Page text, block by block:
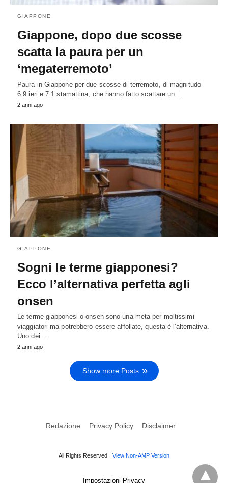
GIAPPONE
Giappone, dopo due scosse
scatta la paura per un
‘megaterremoto’
Paura in Giappone per due scosse di terremoto, di magnitudo
6.9 ieri e 7.1 stamattina, che hanno fatto scattare un…
2 anni ago
GIAPPONE
Sogni le terme giapponesi?
Ecco l’alternativa perfetta agli
onsen
Le terme giapponesi o onsen sono una meta per moltissimi
viaggiatori ma potrebbero essere affollate, questa è l'alternativa.
Uno dei…
2 anni ago
Show more Posts
Redazione Privacy Policy Disclaimer
All Rights Reserved View Non-AMP Version
Impostazioni Privacy